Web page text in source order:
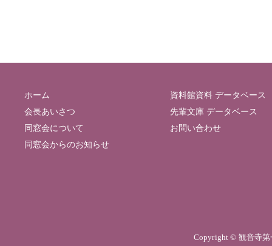
ホーム
会長あいさつ
同窓会について
同窓会からのお知らせ
資料館資料 データベース
先輩文庫 データベース
お問い合わせ
Copyright © 観音寺第